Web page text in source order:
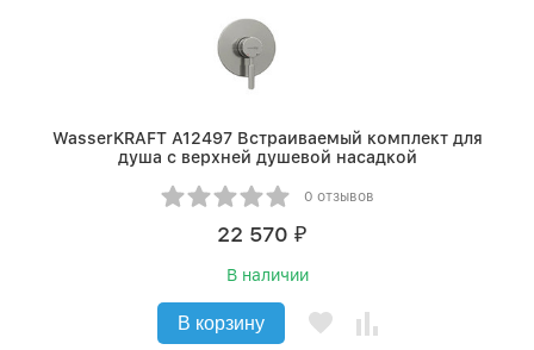
WasserKRAFT A12497 Встраиваемый комплект для
душа с верхней душевой насадкой
0 отзывов
22 570 ₽
В наличии
В корзину